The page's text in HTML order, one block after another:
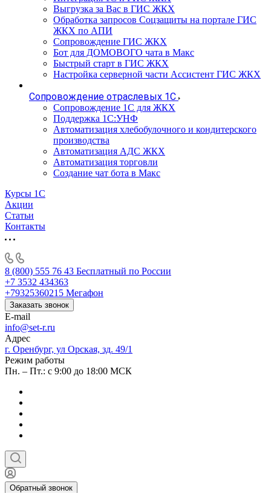
Выгрузка за Вас в ГИС ЖКХ
Обработка запросов Соцзащиты на портале ГИС
ЖКХ по АПИ
Сопровождение ГИС ЖКХ
Бот для ДОМОВОГО чата в Макс
Быстрый старт в ГИС ЖКХ
Настройка серверной части Ассистент ГИС ЖКХ
Сопровождение отраслевых 1С
Сопровождение 1С для ЖКХ
Поддержка 1С:УНФ
Автоматизация хлебобулочного и кондитерского
производства
Автоматизация АДС ЖКХ
Автоматизация торговли
Создание чат бота в Макс
Курсы 1С
Акции
Статьи
Контакты
8 (800) 555 76 43 Бесплатный по России
+7 3532 434363
+79325360215 Мегафон
Заказать звонок
E-mail
info@set-r.ru
Адрес
г. Оренбург, ул Орская, зд. 49/1
Режим работы
Пн. – Пт.: с 9:00 до 18:00 МСК
Обратный звонок